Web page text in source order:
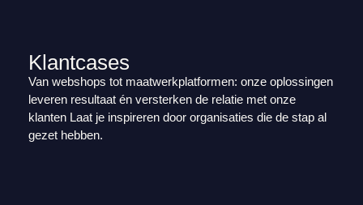
Klantcases
Van webshops tot maatwerkplatformen: onze oplossingen
leveren resultaat én versterken de relatie met onze
klanten Laat je inspireren door organisaties die de stap al
gezet hebben.